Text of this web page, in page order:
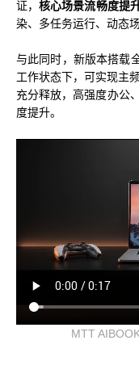
证，核心场景流畅度提
染、多任务运行、动态
与此同时，新版本搭载
工作状态下，可实现主
充分释放，高强度办公
度提升。
MTT